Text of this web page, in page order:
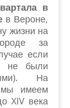
в
в Вероне,
жизни на
за
если
не были
На
имеем
XIV века